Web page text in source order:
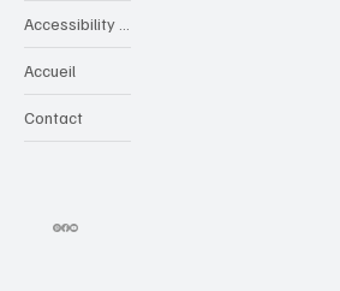
Accueil
Contact